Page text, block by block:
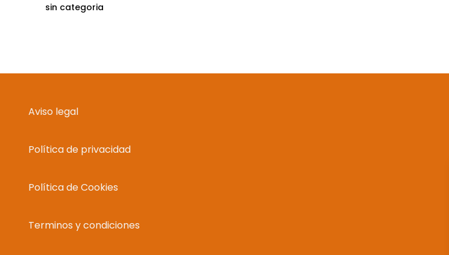
sin categoria
Aviso legal
Política de privacidad
Política de Cookies
Terminos y condiciones